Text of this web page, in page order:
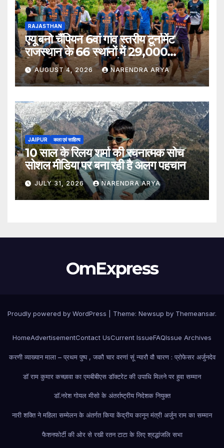
RAJASTHAN
एयू बनो चैंपियन 6वां गांव स्तरीय टूर्नामेंट
राजस्थान के 66 स्थानों में 29,000
खिलाड़ियों की भागीदारी के साथ संपन्न हुआ
AUGUST 4, 2026 NARENDRA ARYA
JAIPUR कला एवं साहित्य
10 साल के रिलय शर्मा की रचनात्मक सोच
सोशल मीडिया पर बना रही है अलग पहचान
JULY 31, 2026 NARENDRA ARYA
OmExpress
Proudly powered by WordPress Theme: Newsup by Themeansar.
HomeAdvertisementContact UsCurrent IssueFAQIssue Archives
करणी व्याख्यान माला – प्रथम पुष्प , जकौ चार वरणां सूं न्यारौ वौ चारण : प्रोफेसर अर्जुनदेव
डॉ राम कुमार कच्छावा का एमबीबीएस डॉक्टरेट की उपाधि मिलने पर हुवा सम्मान
डॉ.नरेश गोयल मीसो के अंतर्राष्ट्रीय निदेशक नियुक्त
नारी शक्ति ने महिला सम्मेलन के अंतर्गत किया केंद्रीय कानून मंत्री अर्जुन राम का सम्मान
फैशनफोर्टी की ओर से रखी रतन टाटा के लिए श्रद्धांजलि सभा